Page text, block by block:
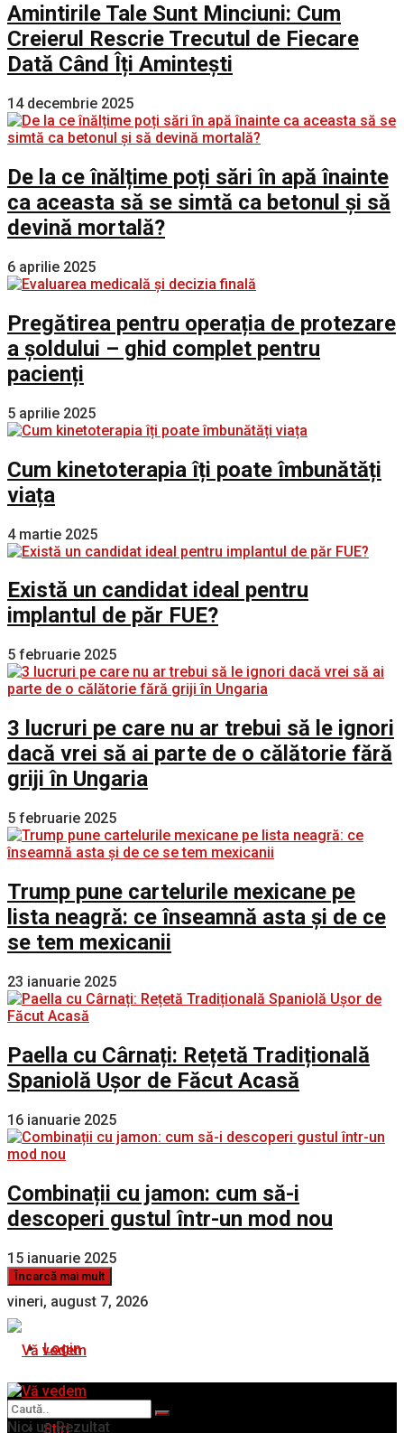
Amintirile Tale Sunt Minciuni: Cum
Creierul Rescrie Trecutul de Fiecare
Dată Când Îți Amintești
14 decembrie 2025
De la ce înălțime poți sări în apă înainte
ca aceasta să se simtă ca betonul și să
devină mortală?
6 aprilie 2025
Pregătirea pentru operația de protezare
a șoldului – ghid complet pentru
pacienți
5 aprilie 2025
Cum kinetoterapia îți poate îmbunătăți
viața
4 martie 2025
Există un candidat ideal pentru
implantul de păr FUE?
5 februarie 2025
3 lucruri pe care nu ar trebui să le ignori
dacă vrei să ai parte de o călătorie fără
griji în Ungaria
5 februarie 2025
Trump pune cartelurile mexicane pe
lista neagră: ce înseamnă asta și de ce
se tem mexicanii
23 ianuarie 2025
Paella cu Cârnați: Rețetă Tradițională
Spaniolă Ușor de Făcut Acasă
16 ianuarie 2025
Combinații cu jamon: cum să-i
descoperi gustul într-un mod nou
15 ianuarie 2025
Încarcă mai mult
vineri, august 7, 2026
Login
Stiri
Nici un Rezultat